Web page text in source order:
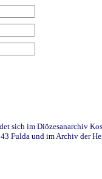
sich im Diözesanarchiv
Fulda und im Archiv der